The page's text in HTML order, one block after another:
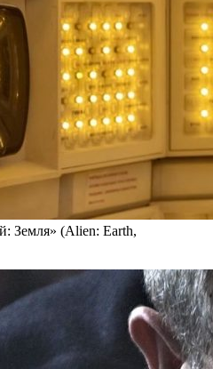
Земля» (Alien: Earth,